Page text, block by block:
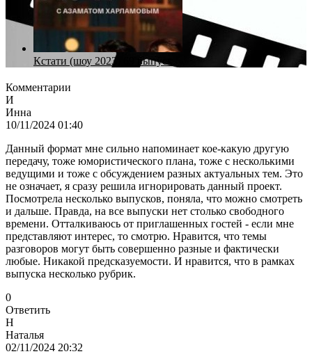
Кстати (шоу 2023) 69 выпуск
Комментарии
И
Инна
10/11/2024 01:40
Данный формат мне сильно напоминает кое-какую другую
передачу, тоже юмористического плана, тоже с несколькими
ведущими и тоже с обсуждением разных актуальных тем. Это
не означает, я сразу решила игнорировать данный проект.
Посмотрела несколько выпусков, поняла, что можно смотреть
и дальше. Правда, на все выпуски нет столько свободного
времени. Отталкиваюсь от приглашенных гостей - если мне
представляют интерес, то смотрю. Нравится, что темы
разговоров могут быть совершенно разные и фактически
любые. Никакой предсказуемости. И нравится, что в рамках
выпуска несколько рубрик.
0
Ответить
Н
Наталья
02/11/2024 20:32